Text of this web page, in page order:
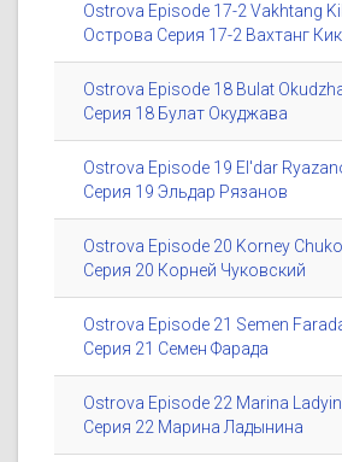
Ostrova Episode 17-2 Vakhtang
Острова Серия 17-2 Вахтанг
Ostrova Episode 18 Bulat
Серия 18 Булат Окуджава
Ostrova Episode 19 El'dar
Серия 19 Эльдар Рязанов
Ostrova Episode 20 Korney
Серия 20 Корней Чуковский
Ostrova Episode 21 Semen
Серия 21 Семен Фарада
Ostrova Episode 22 Marina
Серия 22 Марина Ладынина